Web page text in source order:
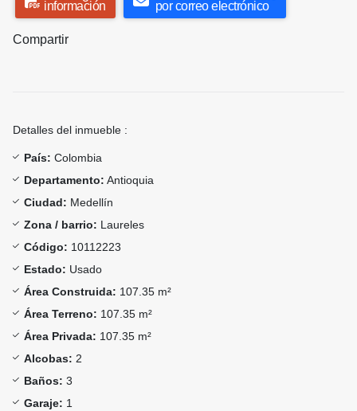
información
por correo electrónico
Compartir
Detalles del inmueble :
País: Colombia
Departamento: Antioquia
Ciudad: Medellín
Zona / barrio: Laureles
Código: 10112223
Estado: Usado
Área Construida: 107.35 m²
Área Terreno: 107.35 m²
Área Privada: 107.35 m²
Alcobas: 2
Baños: 3
Garaje: 1